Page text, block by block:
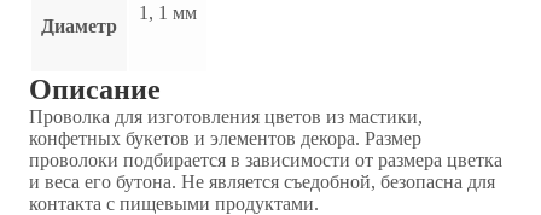
Диаметр
1, 1 мм
Описание
Проволка для изготовления цветов из мастики,
конфетных букетов и элементов декора. Размер
проволоки подбирается в зависимости от размера цветка
и веса его бутона. Не является съедобной, безопасна для
контакта с пищевыми продуктами.